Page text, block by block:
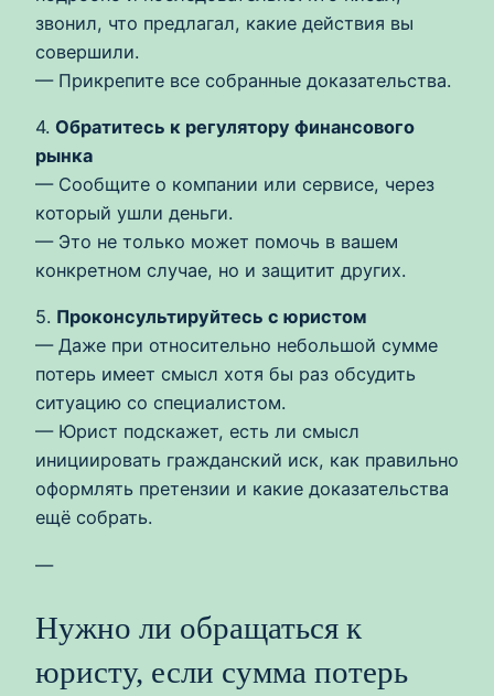
звонил, что предлагал, какие действия вы
совершили.
— Прикрепите все собранные доказательства.
4. Обратитесь к регулятору финансового
рынка
— Сообщите о компании или сервисе, через
который ушли деньги.
— Это не только может помочь в вашем
конкретном случае, но и защитит других.
5. Проконсультируйтесь с юристом
— Даже при относительно небольшой сумме
потерь имеет смысл хотя бы раз обсудить
ситуацию со специалистом.
— Юрист подскажет, есть ли смысл
инициировать гражданский иск, как правильно
оформлять претензии и какие доказательства
ещё собрать.
—
Нужно ли обращаться к
юристу, если сумма потерь